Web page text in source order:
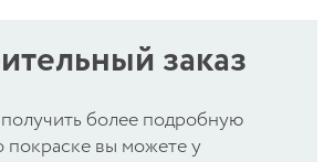
заказ
получить более подробную
вы можете у